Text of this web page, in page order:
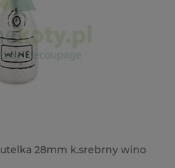
Wycinanka Wycinanka